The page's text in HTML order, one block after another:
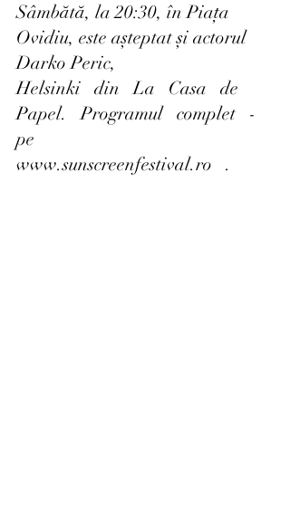
Sâmbătă, la 20:30, în Piața
Ovidiu, este așteptat și actorul
Darko Peric,
Helsinki   din   La   Casa   de
Papel.   Programul   complet   -
pe
www.sunscreenfestival.ro   .